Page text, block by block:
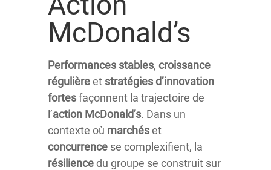
McDonald’s
Performances stables, croissance
régulièreet stratégiesd’innovation
fortesfaçonnent la trajectoire de
l’action McDonald’s. Dans un
contexte où marchéset
concurrence se complexifient, la
résilience du groupe se construit sur